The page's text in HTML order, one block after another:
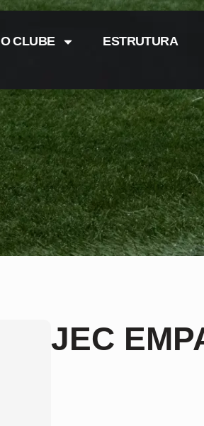
O CLUBE ESTRUTURA
JEC